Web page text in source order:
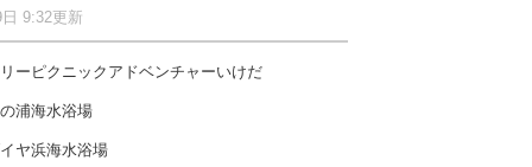
9:32更新
ーピクニックアドベンチャーいけだ
浦海水浴場
ヤ浜海水浴場